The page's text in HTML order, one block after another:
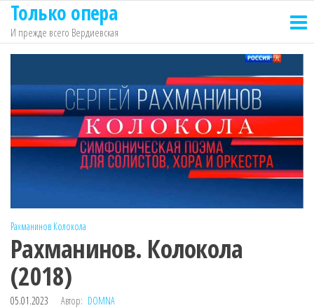
Перейти
содержимому
Только опера
И прежде всего Вердиевская
Рахманинов Колокола
Рахманинов. Колокола
(2018)
05.01.2023 Автор: DOMNA